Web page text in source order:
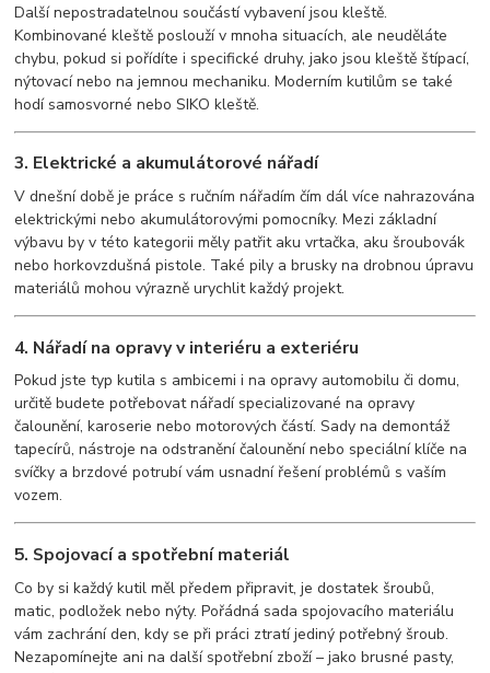
Další nepostradatelnou součástí vybavení jsou kleště.
Kombinované kleště poslouží v mnoha situacích, ale neuděláte
chybu, pokud si pořídíte i specifické druhy, jako jsou kleště štípací,
nýtovací nebo na jemnou mechaniku. Moderním kutilům se také
hodí samosvorné nebo SIKO kleště.
3. Elektrické a akumulátorové nářadí
V dnešní době je práce s ručním nářadím čím dál více nahrazována
elektrickými nebo akumulátorovými pomocníky. Mezi základní
výbavu by v této kategorii měly patřit aku vrtačka, aku šroubovák
nebo horkovzdušná pistole. Také pily a brusky na drobnou úpravu
materiálů mohou výrazně urychlit každý projekt.
4. Nářadí na opravy v interiéru a exteriéru
Pokud jste typ kutila s ambicemi i na opravy automobilu či domu,
určitě budete potřebovat nářadí specializované na opravy
čalounění, karoserie nebo motorových částí. Sady na demontáž
tapecírů, nástroje na odstranění čalounění nebo speciální klíče na
svíčky a brzdové potrubí vám usnadní řešení problémů s vaším
vozem.
5. Spojovací a spotřební materiál
Co by si každý kutil měl předem připravit, je dostatek šroubů,
matic, podložek nebo nýty. Pořádná sada spojovacího materiálu
vám zachrání den, kdy se při práci ztratí jediný potřebný šroub.
Nezapomínejte ani na další spotřební zboží – jako brusné pasty,